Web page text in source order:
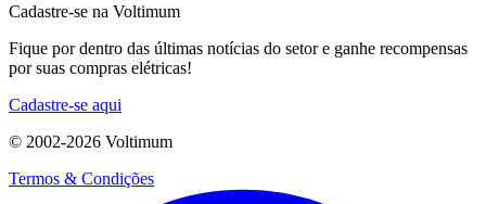
Cadastre-se na Voltimum
Fique por dentro das últimas notícias do setor e ganhe recompensas
por suas compras elétricas!
Cadastre-se aqui
© 2002-2026 Voltimum
Termos & Condições